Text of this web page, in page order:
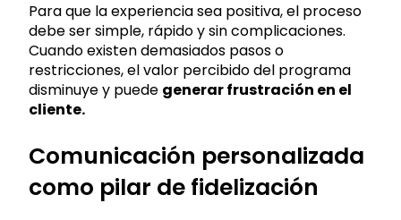
Para que la experiencia sea positiva, el proceso
debe ser simple, rápido y sin complicaciones.
Cuando existen demasiados pasos o
restricciones, el valor percibido del programa
disminuye y puede generar frustración en el
cliente.
Comunicación personalizada
como pilar de fidelización